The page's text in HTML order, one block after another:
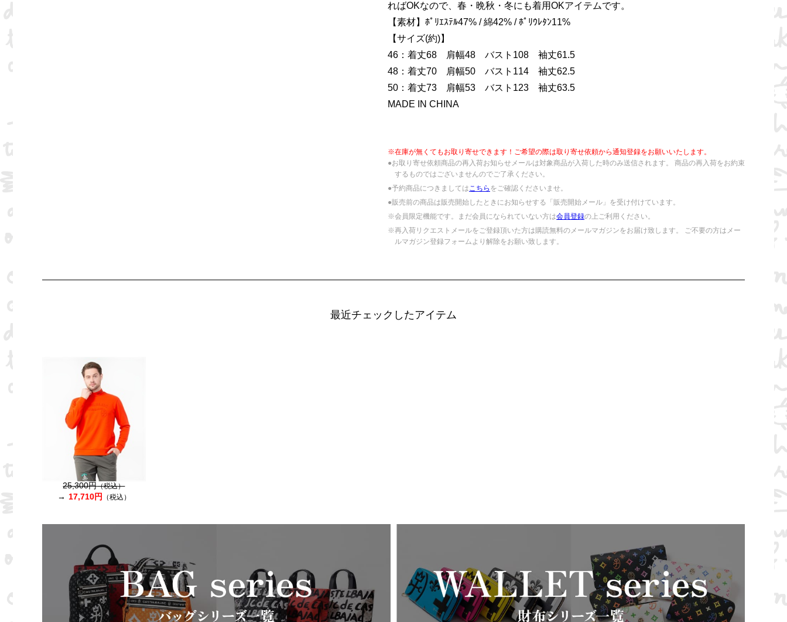
ればOKなので、春・晩秋・冬にも着用OKアイテムです。
【素材】ﾎﾟﾘｴｽﾃﾙ47% / 綿42% / ﾎﾟﾘｳﾚﾀﾝ11%
【サイズ(約)】
46：着丈68 肩幅48 バスト108 袖丈61.5
48：着丈70 肩幅50 バスト114 袖丈62.5
50：着丈73 肩幅53 バスト123 袖丈63.5
MADE IN CHINA
※在庫が無くてもお取り寄せできます！ご希望の際は取り寄せ依頼から通知登録をお願いいたします。
●お取り寄せ依頼商品の再入荷お知らせメールは対象商品が入荷した時のみ送信されます。 商品の再入荷をお約束
するものではございませんのでご了承ください。
●予約商品につきましてはこちら をご確認くださいませ。
●販売前の商品は販売開始したときにお知らせする「販売開始メール」を受け付けています。
※会員限定機能です。まだ会員になられていない方は会員登録の上ご利用ください。
※再入荷リクエストメールをご登録頂いた方は購読無料のメールマガジンをお届け致します。 ご不要の方はメー
ルマガジン登録フォームより解除をお願い致します。
最近チェックしたアイテム
25,300円（税込）
17,710円 （税込）